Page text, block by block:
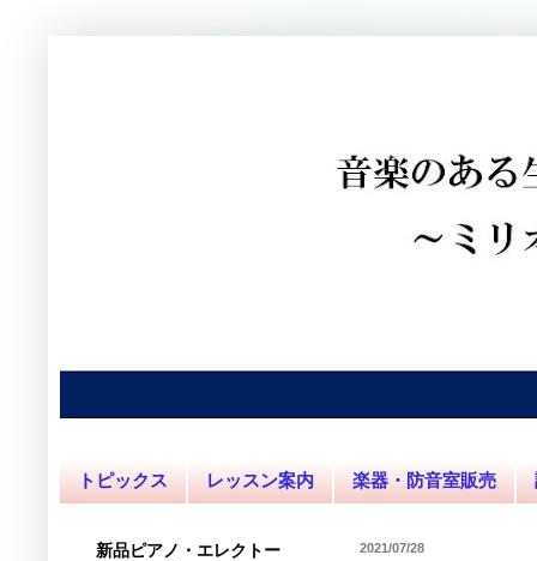
トピックス レッスン案内 楽器・防音室販売
2021/07/28
新品ピアノ・エレクトー